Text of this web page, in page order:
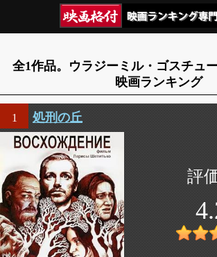
全1作品。ウラジーミル・ゴスチュ
映画ランキング
1 処刑の丘